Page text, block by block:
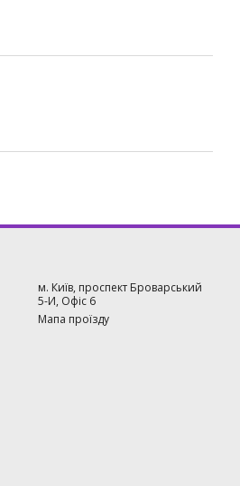
м. Київ, проспект Броварський
5-И, Офіс 6
Мапа проїзду